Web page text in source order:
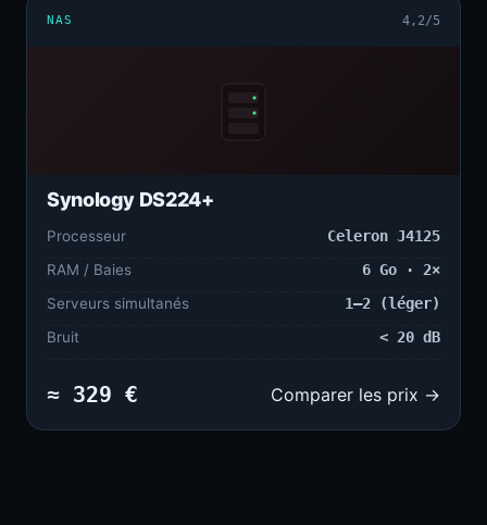
NAS 4,2/5
Synology DS224+
Processeur
Celeron J4125
RAM / Baies
6 Go · 2×
Serveurs simultanés
1–2 (léger)
Bruit
< 20 dB
≈ 329 € Comparer les prix →